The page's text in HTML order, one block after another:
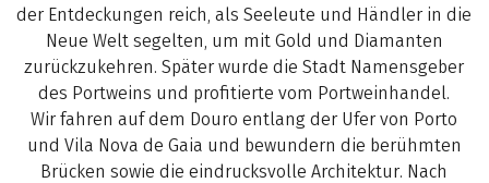
der Entdeckungen reich, als Seeleute und Händler in die
Neue Welt segelten, um mit Gold und Diamanten
zurückzukehren. Später wurde die Stadt Namensgeber
des Portweins und profitierte vom Portweinhandel.
Wir fahren auf dem Douro entlang der Ufer von Porto
und Vila Nova de Gaia und bewundern die berühmten
Brücken sowie die eindrucksvolle Architektur. Nach